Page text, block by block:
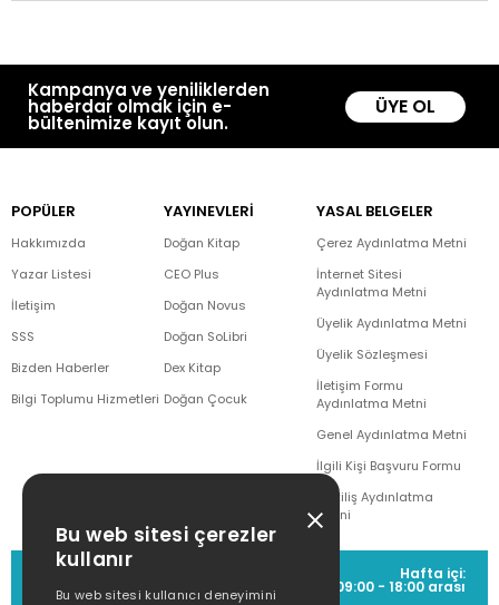
Kampanya ve yeniliklerden
haberdar olmak için e-
bültenimize kayıt olun.
ÜYE OL
POPÜLER
Hakkımızda
Yazar Listesi
İletişim
SSS
Bizden Haberler
Bilgi Toplumu Hizmetleri
YAYINEVLERİ
Doğan Kitap
CEO Plus
Doğan Novus
Doğan SoLibri
Dex Kitap
Doğan Çocuk
YASAL BELGELER
Çerez Aydınlatma Metni
İnternet Sitesi
Aydınlatma Metni
Üyelik Aydınlatma Metni
Üyelik Sözleşmesi
İletişim Formu
Aydınlatma Metni
Genel Aydınlatma Metni
İlgili Kişi Başvuru Formu
Çekiliş Aydınlatma
Metni
MÜŞTERİ HİZMETLERİ
(0212) 373 77 00
Hafta içi:
09:00 - 18:00 arası
Bu web sitesi çerezler
kullanır
Bu web sitesi kullanıcı deneyimini